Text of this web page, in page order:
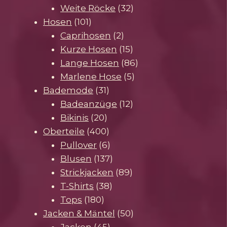
Produkte
Weite Röcke 3232
Hosen 101101
Produkte
Caprihosen 22
Produkte
Kurze Hosen 1515
Produkte
Lange Hosen 8686
Marlene Hose 55
Bademode 3131
Produkte
Badeanzüge 1212
Bikinis 2020
Produkte
Oberteile 400400
Produkte
Pullover 66
Produkte
Blusen 137137
Produkte
Strickjacken 8989
T-Shirts 3838
Tops 180180
Produkte
Jacken & Mäntel 5050